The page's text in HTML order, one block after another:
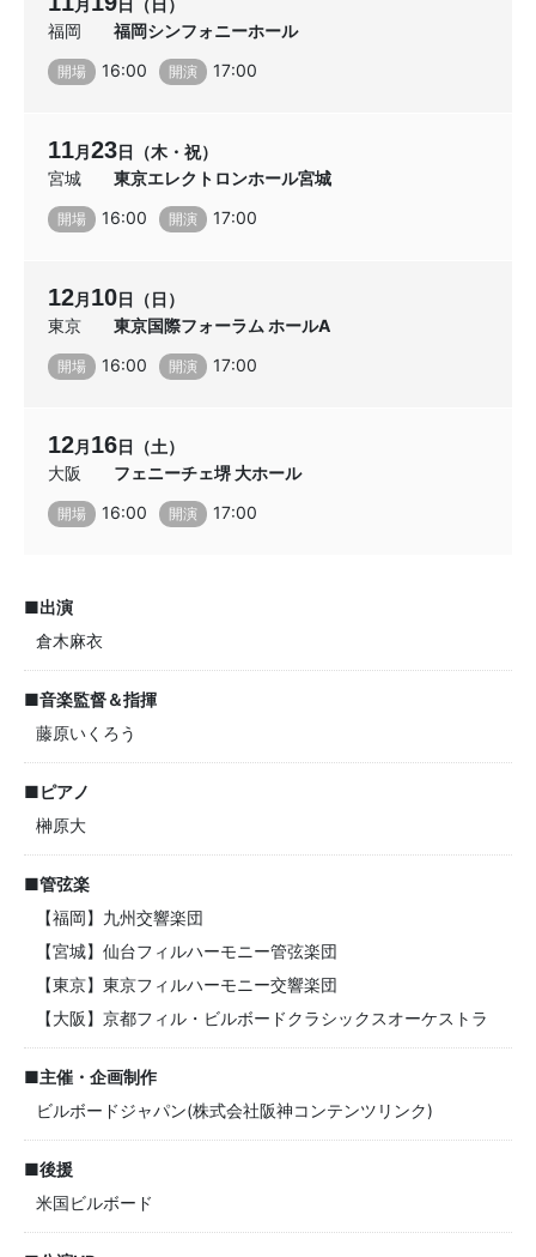
福岡
福岡シンフォニーホール
開場 16:00 開演 17:00
11月23日（木・祝）
宮城
東京エレクトロンホール宮城
開場 16:00 開演 17:00
12月10日（日）
東京
東京国際フォーラム ホールA
開場 16:00 開演 17:00
12月16日（土）
大阪
フェニーチェ堺 大ホール
開場 16:00 開演 17:00
■出演
倉木麻衣
■音楽監督＆指揮
藤原いくろう
■ピアノ
榊原大
■管弦楽
【福岡】九州交響楽団
【宮城】仙台フィルハーモニー管弦楽団
【東京】東京フィルハーモニー交響楽団
【大阪】京都フィル・ビルボードクラシックスオーケストラ
■主催・企画制作
ビルボードジャパン(株式会社阪神コンテンツリンク)
■後援
米国ビルボード